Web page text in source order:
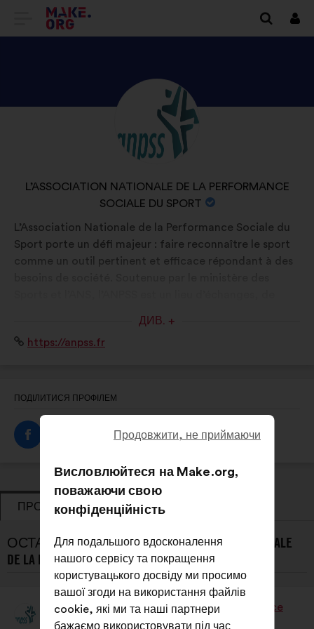
ПЕРЕЙТИ
ГОЛОВНУ
СТОРІНКУ
MAKE.ORGПЕРЕГЛЯНУТИ
ПРОФІЛЬ
L’ASSOCIATION
NATIONALE
DE
LA
PERFORMANCE
SOCIALE
НАЗВА
L’ASSOCIATION NATIONALE DE LA PERFORMANCE
SOCIALE DU SPORT
Біографія:
L’Association Nationale de la Performance Sociale du
Sport porte un défi majeur : faire reconnaître le sport
comme un outil pertinent et efficace répondant à des
acteurs : associations, fédérations, collectivités
territoriales, entreprises, personnalités qualifiées.
ДИВ. +
Вебсайт:
https://anpss.fr
ПОДІЛИТИСЯ ПРОФІЛЕМ
ПРОПОЗИЦІЇ ГОЛОСУВАННЯ
ОСТАННІ ПРОПОЗИЦІЇ L’ASSOCIATION NATIONALE
DE LA PERFORMANCE SOCIALE DU SPORT:
Пропозиція
L’Association Nationale De La Performance
Sociale Du Sport
Продовжити, не приймаючи
Висловлюйтеся на Make.org,
поважаючи свою
конфіденційність
Для подальшого вдосконалення
нашого сервісу та покращення
користувацького досвіду ми просимо
вашої згоди на використання файлів
cookie, які ми та наші партнери
бажаємо використовувати під час